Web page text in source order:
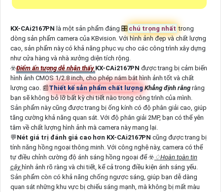
KX-CAi2167PN là một sản phẩm đáng 🎛 chú trọng nhất trong
dòng sản phẩm camera của KBvision. Với hình ảnh đẹp và chất lượng
cao, sản phẩm này có khả năng phục vụ cho các công trình xây dựng
như cửa hàng và nhà xưởng diện tích rộng.
☣️Điểm ấn tượng dễ nhận thấy KX-CAi2167PN được trang bị cảm biến
hình ảnh CMOS 1/2.8 inch, cho phép nắm bắt hình ảnh tốt và chất
lượng cao. 📰Thiết kế sản phẩm chất lượng Khẳng định rằngrằng
bạn sẽ không bỏ lỡ bất kỳ chi tiết nào trong công trình của mình.
Sản phẩm này cũng được trang bị ống kính có độ phân giải cao, giúp
tăng cường khả năng quan sát. Với độ phân giải 2MP, bạn có thể yên
tâm về chất lượng hình ảnh mà camera này mang lại.
💬Nét giá trị đánh giá cao hơn KX-CAi2167PN cũng được trang bị
tính năng hồng ngoại thông minh. Với công nghệ này, camera có thể
tự điều chỉnh cường độ ánh sáng hồng ngoại để ☣️ ♢Hoàn toàn tin
cậy hình ảnh rõ ràng và chi tiết, kể cả trong điều kiện ánh sáng yếu.
Sản phẩm còn có khả năng chống ngược sáng, giúp bạn dễ dàng
quan sát những khu vực bị chiếu sáng mạnh, mà không bị mất màu